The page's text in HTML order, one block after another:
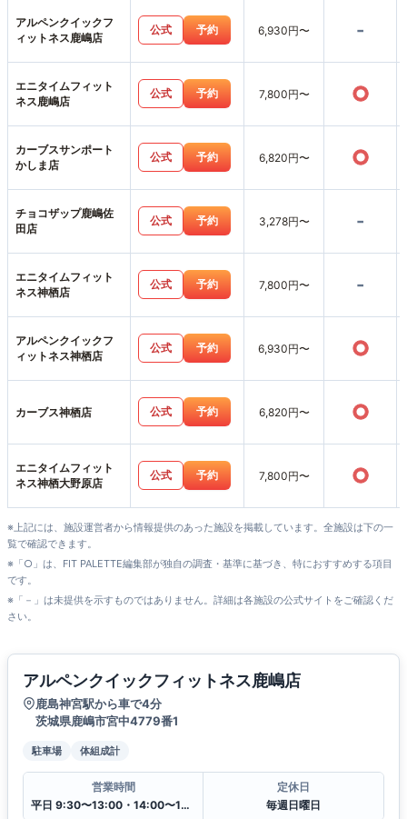
アルペンクイックフ
ィットネス鹿嶋店
公式 予約 6,930円〜 -
エニタイムフィット
ネス鹿嶋店
公式 予約 7,800円〜 ○
カーブスサンポート
かしま店
公式 予約 6,820円〜 ○
チョコザップ鹿嶋佐
田店
公式 予約 3,278円〜 -
エニタイムフィット
ネス神栖店
公式 予約 7,800円〜 -
アルペンクイックフ
ィットネス神栖店
公式 予約 6,930円〜 ○
カーブス神栖店 公式 予約 6,820円〜 ○
エニタイムフィット
ネス神栖大野原店
公式 予約 7,800円〜 ○
※上記には、施設運営者から情報提供のあった施設を掲載しています。全施設は下の一
覧で確認できます。
※「○」は、FIT PALETTE編集部が独自の調査・基準に基づき、特におすすめする項目
です。
※「－」は未提供を示すものではありません。詳細は各施設の公式サイトをご確認くだ
さい。
アルペンクイックフィットネス鹿嶋店
鹿島神宮駅から車で4分
茨城県鹿嶋市宮中4779番1
駐車場 体組成計
営業時間
平日 9:30〜13:00・14:00〜19:30
定休日
毎週日曜日